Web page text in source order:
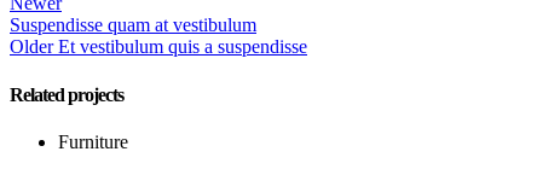
Suspendisse quam at vestibulum
Older Et vestibulum quis a suspendisse
Related projects
Furniture